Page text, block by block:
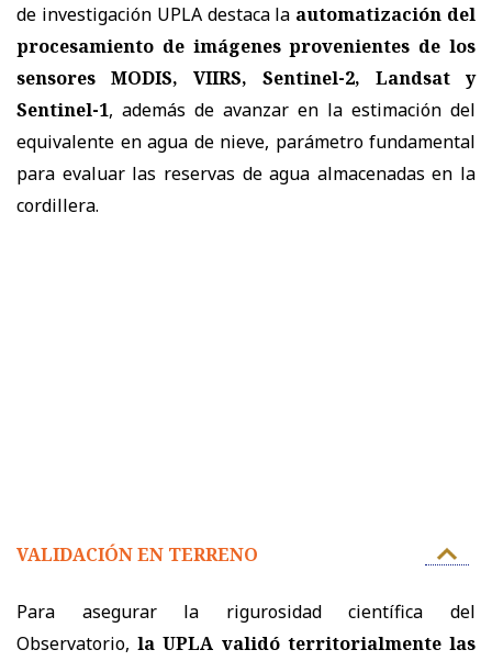
de investigación UPLA destaca la automatización del
procesamiento de imágenes provenientes de los
sensores MODIS, VIIRS, Sentinel-2, Landsat y
Sentinel-1, además de avanzar en la estimación del
equivalente en agua de nieve, parámetro fundamental
para evaluar las reservas de agua almacenadas en la
cordillera.
VALIDACIÓN EN TERRENO
Para asegurar la rigurosidad científica del
Observatorio, la UPLA validó territorialmente las